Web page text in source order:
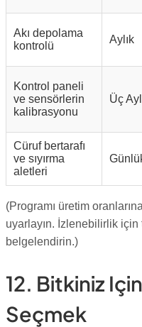
Akı depolama
kontrolü
Aylık
Kontrol paneli
ve sensörlerin
kalibrasyonu
Üç
Cüruf bertarafı
ve sıyırma
aletleri
(Programı üretim
uyarlayın. İzlenebilirlik için
belgelendirin.)
12. Bitkiniz
Seçmek